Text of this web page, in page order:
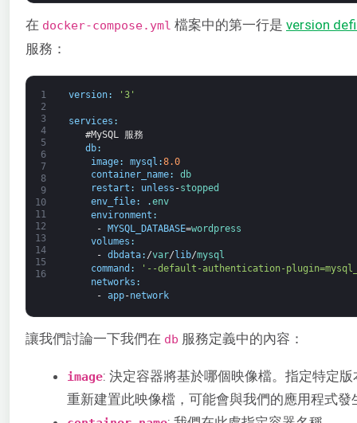
在 docker-compose.yml 檔案中的第一行是 version
服務：
1
2
3
4
5
6
7
8
9
10
11
12
13
14
15
16
version: '3'
services :
#MySQL 服務
db:
image: mysql :8.0
container_name:
db
restart : unless -stopped
env_file: .env
environment :
- MYSQL_DATABASE=wordpress
volumes :
- dbdata: /var/ lib/mysql
command :
'--default-authentication-
networks :
- app-network
讓我們討論一下我們在 db 服務定義中的內容：
image: 決定容器將基於哪個映像檔。指定特定版
重新建置此映像檔，可能會與我們的應用程式